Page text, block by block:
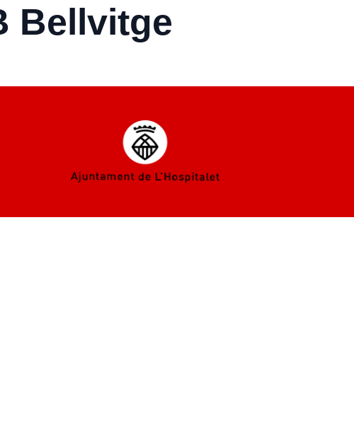
Bellvitge